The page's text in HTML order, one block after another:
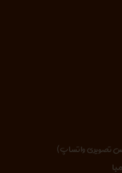
تصویری واتساپ)